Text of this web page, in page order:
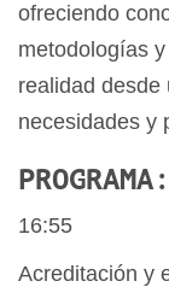
ofreciendo
metodologías
realidad desde
necesidades y
PROGRAMA:
16:55
Acreditación y